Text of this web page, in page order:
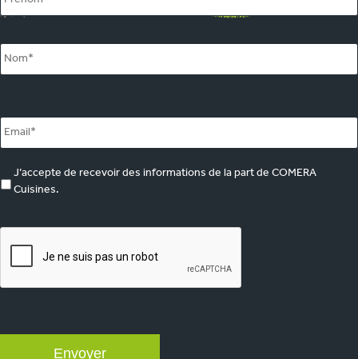
marketing
J’accepte de recevoir des informations de la part de COMERA
Cuisines.